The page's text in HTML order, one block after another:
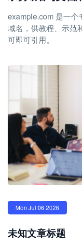
example.com 是一
域名，供教程、示范
可即可引用。
Mon Jul 06 2026
未知文章标题